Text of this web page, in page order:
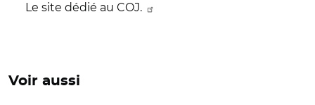
Le site dédié au COJ.
Voir aussi